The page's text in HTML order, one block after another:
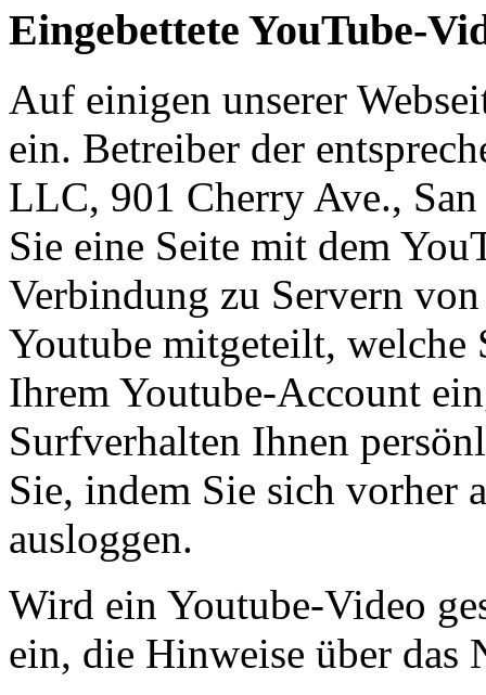
Eingebettete YouTube-
Auf einigen unserer
ein. Betreiber der
LLC, 901 Cherry Ave.,
Sie eine Seite mit dem
Verbindung zu Servern
Youtube mitgeteilt, welche
Ihrem Youtube-Account
Surfverhalten Ihnen
Sie, indem Sie sich vorher
ausloggen.
Wird ein Youtube-Video
ein, die Hinweise über das